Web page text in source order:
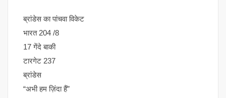
ब्रांडेस का पांचवा विकेट
भारत 204 /8
17 गेंदे बाकी
टारगेट 237
ब्रांडेस
“अभी हम ज़िंदा हैं”